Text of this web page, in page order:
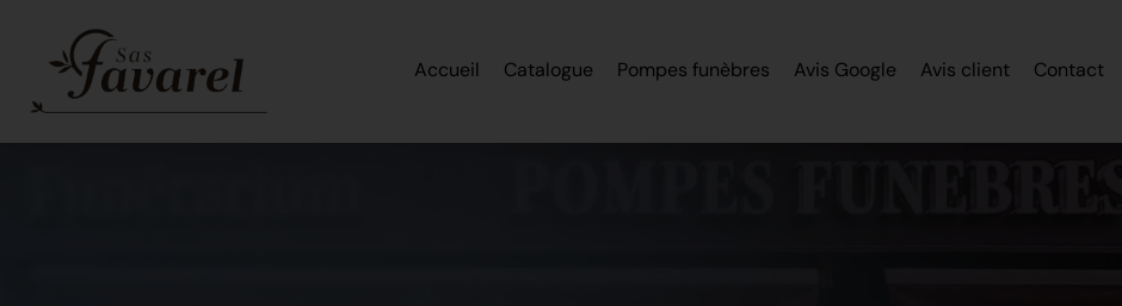
Accueil Catalogue Pompes funèbres Avis Google Avis client Contact